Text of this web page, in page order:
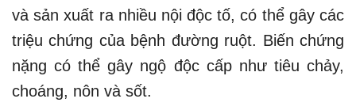
và sản xuất ra nhiều nội độc tố, có thể gây các
triệu chứng của bệnh đường ruột. Biến chứng
nặng có thể gây ngộ độc cấp như tiêu chảy,
choáng, nôn và sốt.